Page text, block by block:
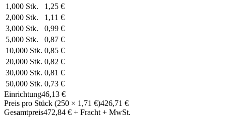
1,000 Stk.
1,25 €
2,000 Stk.
1,11 €
3,000 Stk.
0,99 €
5,000 Stk.
0,87 €
10,000 Stk. 0,85 €
20,000 Stk. 0,82 €
30,000 Stk. 0,81 €
50,000 Stk. 0,73 €
Einrichtung46,13 €
Preis pro Stück (250 × 1,71 €)426,71 €
Gesamtpreis472,84 € + Fracht + MwSt.